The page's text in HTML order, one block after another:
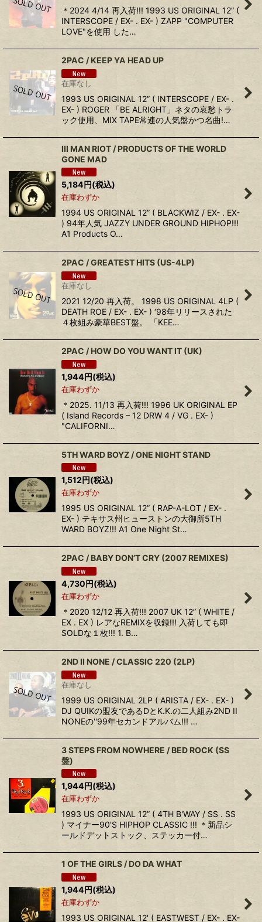
＊2024 4/14 再入荷!!! 1993 US ORIGINAL 12” (
INTERSCOPE / EX- . EX- ) ZAPP "COMPUTER
LOVE"を使用 した…
2PAC / KEEP YA HEAD UP
在庫なし
1993 US ORIGINAL 12” ( INTERSCOPE / EX- .
EX- ) ROGER 「BE ALRIGHT」ネタの哀愁トラ
ック使用、MIX TAPE常連の人気盤かつ名曲!…
III MAN RIOT / PRODUCTS OF THE WORLD
GONE MAD
5,184円(税込)
在庫わずか
1994 US ORIGINAL 12” ( BLACKWIZ / EX- . EX-
) 94年人気 JAZZY UNDER GROUND HIPHOP!!!
A1 Products O…
2PAC / GREATEST HITS (US-4LP)
在庫なし
2021 12/20 再入荷。 1998 US ORIGINAL 4LP (
DEATH ROE / EX- . EX- ) ‘98年リリースされた
４枚組み豪華BEST盤。 「KEE…
2PAC / HOW DO YOU WANT IT (UK)
1,944円(税込)
在庫わずか
＊2025. 11/13 再入荷!!! 1996 UK ORIGINAL EP
( Island Records ‎– 12 DRW 4 / VG . EX- )
"CALIFORNI…
5TH WARD BOYZ / ONE NIGHT STAND
1,512円(税込)
在庫わずか
1995 US ORIGINAL 12” ( RAP-A-LOT / EX- .
EX- ) テキサス州ヒューストンの大御所5TH
WARD BOYZ!!! A1 One Night St…
2PAC / BABY DON’T CRY (2007 REMIXES)
4,730円(税込)
在庫わずか
＊2020 12/12 再入荷!!! 2007 UK 12” ( WHITE /
EX . EX ) レアなREMIXを収録!!! 入荷しても即
SOLDな１枚!!! 1. B…
2ND II NONE / CLASSIC 220 (2LP)
在庫なし
1999 US ORIGINAL 2LP ( ARISTA / EX- . EX- )
DJ QUIKの盟友であるDとK.K.の二人組み2ND II
NONEの''99年セカンドアルバム!!! …
3 STEPS FROM NOWHERE / BED ROCK (SS
盤)
1,944円(税込)
在庫わずか
1993 US ORIGINAL 12” ( 4TH B'WAY / SS . SS
) マイナー90'S HIPHOP CLASSIC !!! ＊新品シ
ールドデットストック、ステッカー付…
1 OF THE GIRLS / DO DA WHAT
1,944円(税込)
在庫わずか
1993 US ORIGINAL 12' ( EASTWEST / EX- . EX-